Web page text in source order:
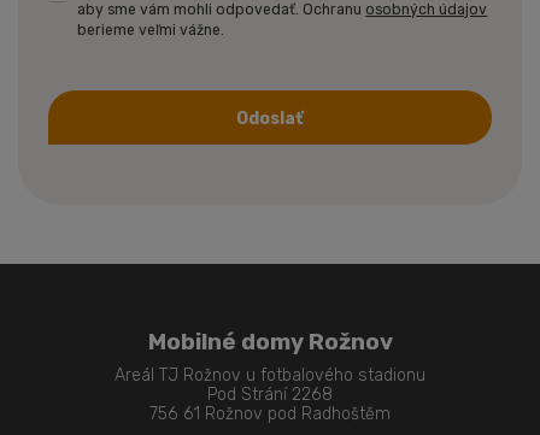
aby sme vám mohli odpovedať. Ochranu osobných údajov
berieme veľmi vážne.
Odoslať
Mobilné domy Rožnov
Areál TJ Rožnov u fotbalového stadionu
Pod Strání 2268
756 61 Rožnov pod Radhoštěm